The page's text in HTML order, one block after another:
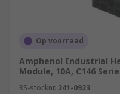
Op voorraad
Amphenol Industrial
Module, 10A, C146
RS-stocknr. 241-0923